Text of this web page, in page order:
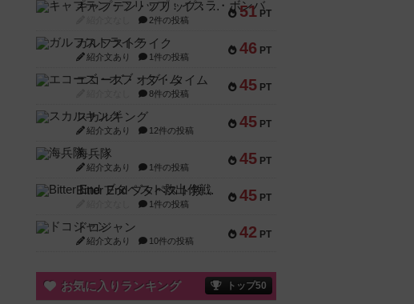
51 PT
キャプテン・フリップ：イスラ・ボンバ
2件の投稿
46 PT
ガルフストライク
紹介文あり 1件の投稿
45 PT
エコーズ・オブ・タイム
8件の投稿
45 PT
スカルキング
紹介文あり 12件の投稿
45 PT
海兵隊
紹介文あり 1件の投稿
45 PT
Bitter End ブタペスト救出作戦
1件の投稿
42 PT
ドコジャン
紹介文あり 10件の投稿
お気に入りランキング トップ50